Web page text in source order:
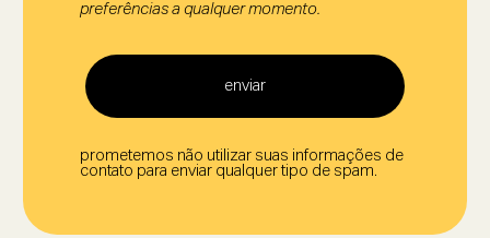
preferências a qualquer momento.
enviar
prometemos não utilizar suas informações de
contato para enviar qualquer tipo de spam.